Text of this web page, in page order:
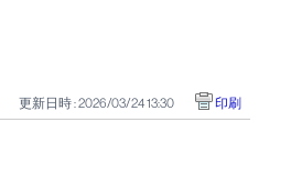
更新日時 : 2026/03/24 13:30 印刷